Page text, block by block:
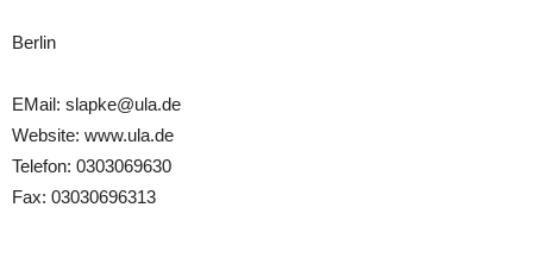
Berlin
EMail: slapke@ula.de
Website: www.ula.de
Telefon: 0303069630
Fax: 03030696313